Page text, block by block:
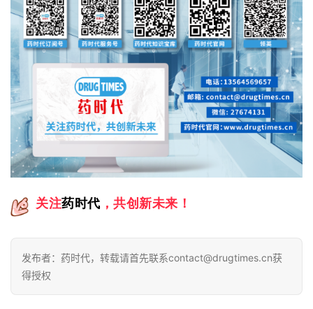
关注药时代 ，共创新未来 ！
发布者：药时代，转载请首先联系contact@drugtimes.cn获
得授权